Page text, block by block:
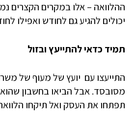
ההלוואה – אלו במקרים הקצרים
יכולים להגיע גם לחודש ואפילו
תמיד כדאי להתייעץ ובזול
התייעצו עם יועץ של מעוף של
מסובסד. אבל הביאו בחשבון שהוא
תפתחו את העסק ואל תיקחו